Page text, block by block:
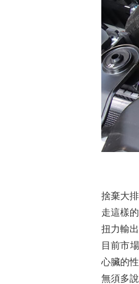
捨棄大
走這樣
扭力輸
目前市
心臟的
無須多說